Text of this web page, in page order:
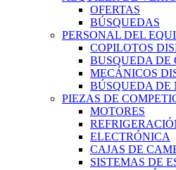
OFERTAS
BÚSQUEDAS
PERSONAL DEL
COPILOTOS
BUSQUEDA DE
MECÁNICOS
BÚSQUEDA DE
PIEZAS DE
MOTORES
ELECTRÓNICA
CAJAS DE
SISTEMAS DE